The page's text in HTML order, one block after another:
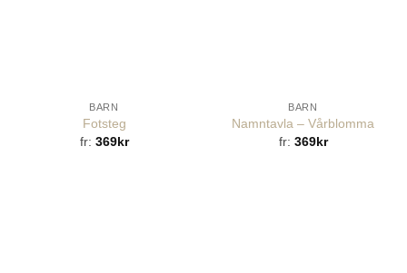
BARN
Fotsteg
fr: 369kr
BARN
Namntavla – Vårblomma
fr: 369kr